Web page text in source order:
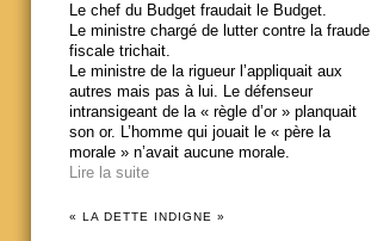
Le chef du Budget fraudait le Budget.
Le ministre chargé de lutter contre la fraude
fiscale trichait.
Le ministre de la rigueur l’appliquait aux
autres mais pas à lui. Le défenseur
intransigeant de la « règle d’or » planquait
son or. L’homme qui jouait le « père la
morale » n’avait aucune morale.
Lire la suite
« LA DETTE INDIGNE »